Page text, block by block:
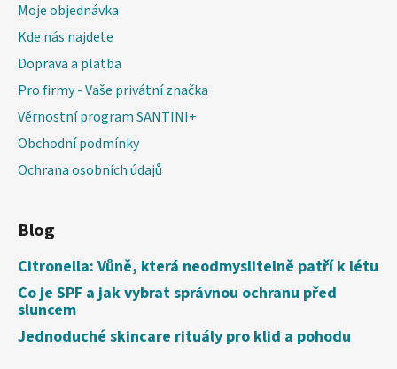
Moje objednávka
Kde nás najdete
Doprava a platba
Pro firmy - Vaše privátní značka
Věrnostní program SANTINI+
Obchodní podmínky
Ochrana osobních údajů
Blog
Citronella: Vůně, která neodmyslitelně patří k létu
Co je SPF a jak vybrat správnou ochranu před
sluncem
Jednoduché skincare rituály pro klid a pohodu